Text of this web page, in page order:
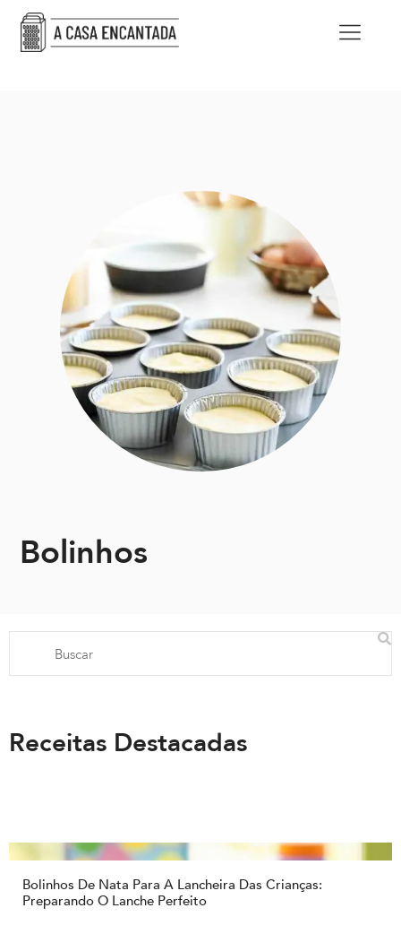
Bolinhos
Receitas Destacadas
Bolinhos De Nata Para A Lancheira Das Crianças:
Preparando O Lanche Perfeito